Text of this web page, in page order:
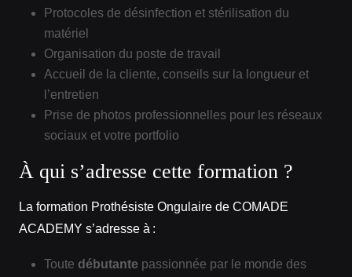
Protocoles de désinfection et stérilisation du
matériel
Organisation du poste de travail
Accueil de la cliente, conseils sur la longueur et
l’entretien
Prise de photos professionnelles pour les réseaux
sociaux et votre portfolio
À qui s’adresse cette formation ?
La formation Prothésiste Ongulaire de COMADE
ACADEMY s’adresse à :
Toute débutante passionnée par le monde des